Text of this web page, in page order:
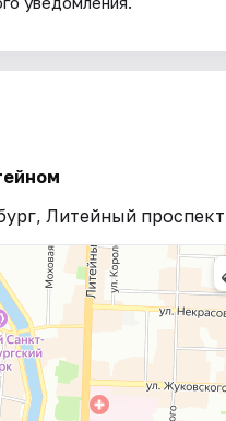
Литейный